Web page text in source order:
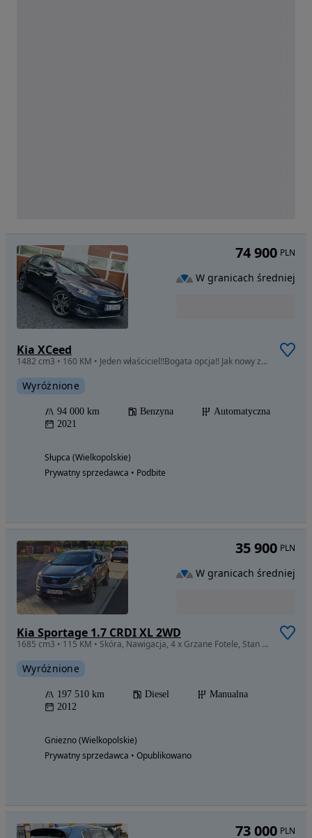
Kia XCeed
1482 cm3 • 160 KM • Jeden właściciel!!Bogata opcja!! Jak nowy z Niemiec!!!
Wyróżnione
94 000 km Benzyna
Automatyczna
2021
Słupca (Wielkopolskie)
Prywatny sprzedawca • Podbite
74 900 PLN
W granicach średniej
Kia Sportage 1.7 CRDI XL 2WD
1685 cm3 • 115 KM • Skóra, Nawigacja, 4 x Grzane Fotele, Stan BDB!
Wyróżnione
197 510 km Diesel
Manualna
2012
Gniezno (Wielkopolskie)
Prywatny sprzedawca • Opublikowano
35 900 PLN
W granicach średniej
73 000 PLN